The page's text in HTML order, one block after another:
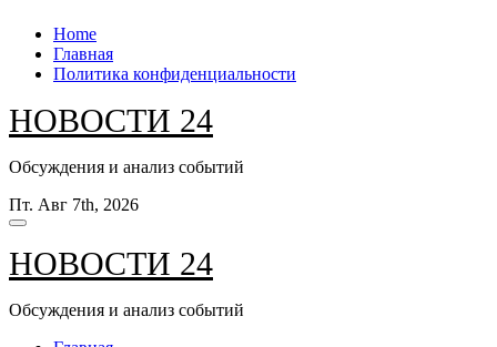
Перейти
содержанию
Home
Главная
Политика конфиденциальности
НОВОСТИ 24
Обсуждения и анализ событий
Пт. Авг 7th, 2026
НОВОСТИ 24
Обсуждения и анализ событий